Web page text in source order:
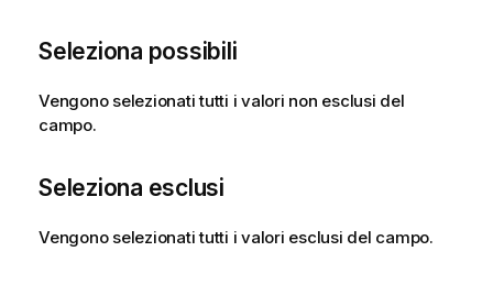
Seleziona possibili
Vengono selezionati tutti i valori non esclusi del
campo.
Seleziona esclusi
Vengono selezionati tutti i valori esclusi del campo.